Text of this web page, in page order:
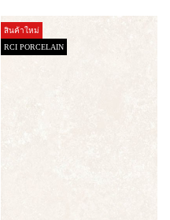
สินค้าใหม่
RCI PORCELAIN